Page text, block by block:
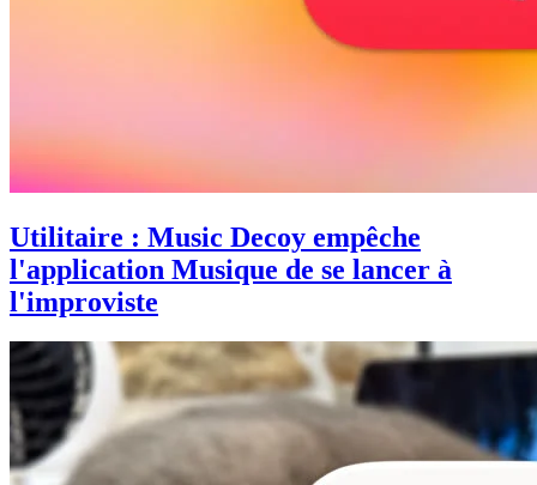
Utilitaire : Music Decoy empêche
l'application Musique de se lancer à
l'improviste